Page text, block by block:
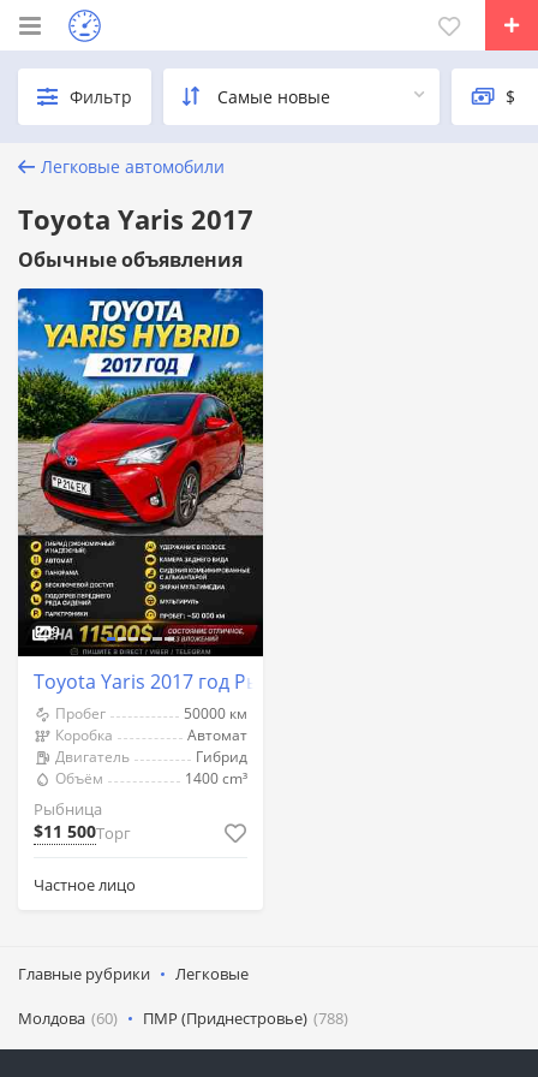
Фильтр
Легковые автомобили
Toyota Yaris 2017
Обычные объявления
9
Toyota Yaris 2017 год Рыбница
Пробег
50000 км
Коробка
Автомат
Двигатель
Гибрид
Объём
1400 cm³
Рыбница
$11 500Торг
Частное лицо
Главные рубрики Легковые
Молдова (60) ПМР (Приднестровье) (788)